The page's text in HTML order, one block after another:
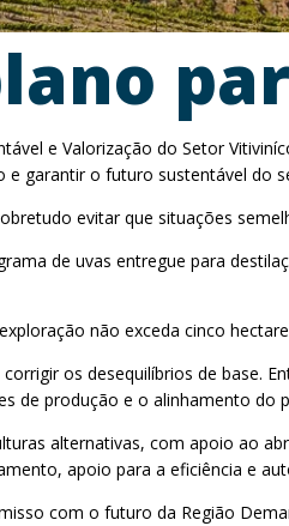
e Valorização do Setor
e garantir o futuro sustentável do
evitar que situações
de uvas entregue para
não exceda cinco
os desequilíbrios de base.
de produção e o alinhamento do
alternativas, com apoio ao
apoio para a eficiência e
com o futuro da Região